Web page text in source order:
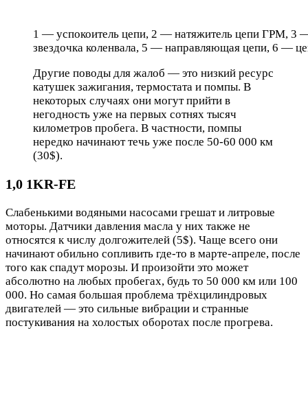
1 — успокоитель цепи, 2 — натяжитель цепи ГРМ, 3
звездочка коленвала, 5 — направляющая цепи, 6 —
Другие поводы для жалоб — это низкий ресурс
катушек зажигания, термостата и помпы. В
некоторых случаях они могут прийти в
негодность уже на первых сотнях тысяч
километров пробега. В частности, помпы
нередко начинают течь уже после 50-60 000 км
(30$).
1,0 1KR-FE
Слабенькими водяными насосами грешат и литровые
моторы. Датчики давления масла у них также не
относятся к числу долгожителей (5$). Чаще всего они
начинают обильно сопливить где-то в марте-апреле, после
того как спадут морозы. И произойти это может
абсолютно на любых пробегах, будь то 50 000 км или 100
000. Но самая большая проблема трёхцилиндровых
двигателей — это сильные вибрации и странные
постукивания на холостых оборотах после прогрева.